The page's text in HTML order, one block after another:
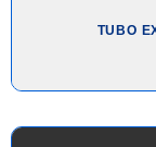
TUBO